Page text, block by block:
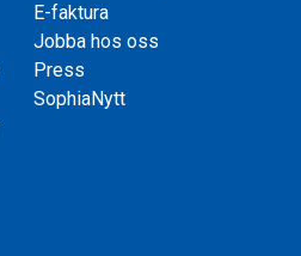
E-faktura
Jobba hos oss
Press
SophiaNytt